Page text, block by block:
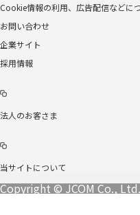
Cookie情報の利用、広告配信などに
お問い合わせ
企業サイト
採用情報
法人のお客さま
当サイトについて
Copyright © JCOM Co.,